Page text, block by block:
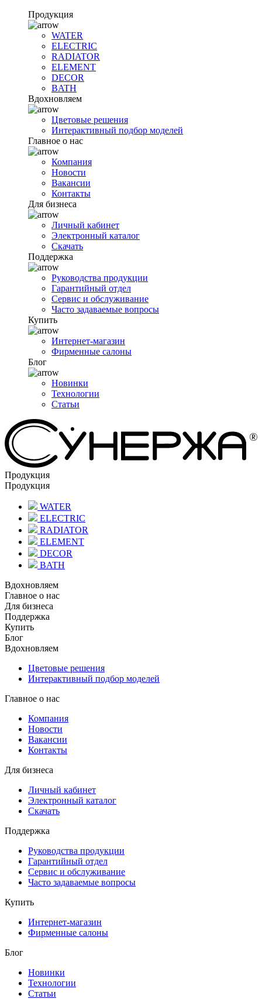
Продукция
WATER
ELECTRIC
RADIATOR
ELEMENT
DECOR
BATH
Вдохновляем
Цветовые решения
Интерактивный подбор моделей
Главное о нас
Компания
Новости
Вакансии
Контакты
Для бизнеса
Личный кабинет
Электронный каталог
Скачать
Поддержка
Руководства продукции
Гарантийный отдел
Сервис и обслуживание
Часто задаваемые вопросы
Купить
Интернет-магазин
Фирменные салоны
Блог
Новинки
Технологии
Статьи
Продукция
Продукция
WATER
ELECTRIC
RADIATOR
ELEMENT
DECOR
BATH
Вдохновляем
Главное о нас
Для бизнеса
Поддержка
Купить
Блог
Вдохновляем
Цветовые решения
Интерактивный подбор моделей
Главное о нас
Компания
Новости
Вакансии
Контакты
Для бизнеса
Личный кабинет
Электронный каталог
Скачать
Поддержка
Руководства продукции
Гарантийный отдел
Сервис и обслуживание
Часто задаваемые вопросы
Купить
Интернет-магазин
Фирменные салоны
Блог
Новинки
Технологии
Статьи